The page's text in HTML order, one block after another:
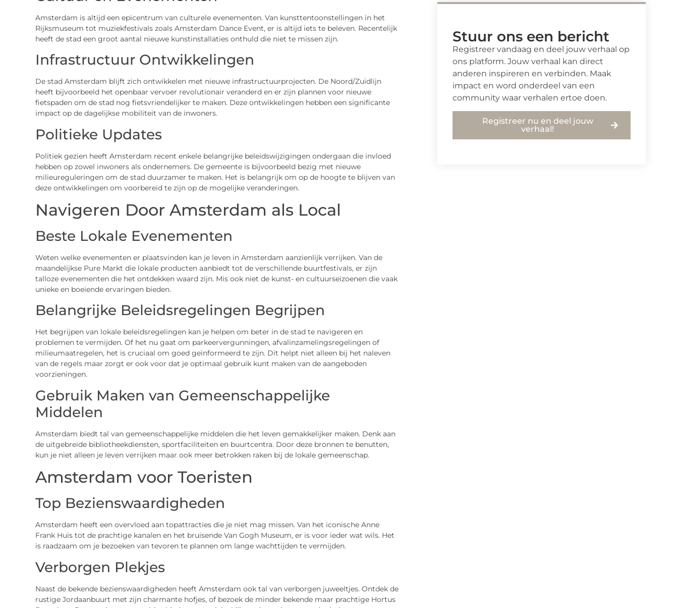
Amsterdam is altijd een epicentrum van culturele evenementen. Van kunsttentoonstellingen in het
Rijksmuseum tot muziekfestivals zoals Amsterdam Dance Event, er is altijd iets te beleven. Recentelijk
heeft de stad een groot aantal nieuwe kunstinstallaties onthuld die niet te missen zijn.
Infrastructuur Ontwikkelingen
De stad Amsterdam blijft zich ontwikkelen met nieuwe infrastructuurprojecten. De Noord/Zuidlijn
heeft bijvoorbeeld het openbaar vervoer revolutionair veranderd en er zijn plannen voor nieuwe
fietspaden om de stad nog fietsvriendelijker te maken. Deze ontwikkelingen hebben een significante
impact op de dagelijkse mobiliteit van de inwoners.
Politieke Updates
Politiek gezien heeft Amsterdam recent enkele belangrijke beleidswijzigingen ondergaan die invloed
hebben op zowel inwoners als ondernemers. De gemeente is bijvoorbeeld bezig met nieuwe
milieureguleringen om de stad duurzamer te maken. Het is belangrijk om op de hoogte te blijven van
deze ontwikkelingen om voorbereid te zijn op de mogelijke veranderingen.
Navigeren Door Amsterdam als Local
Beste Lokale Evenementen
Weten welke evenementen er plaatsvinden kan je leven in Amsterdam aanzienlijk verrijken. Van de
maandelijkse Pure Markt die lokale producten aanbiedt tot de verschillende buurtfestivals, er zijn
talloze evenementen die het ontdekken waard zijn. Mis ook niet de kunst- en cultuurseizoenen die vaak
unieke en boeiende ervaringen bieden.
Belangrijke Beleidsregelingen Begrijpen
Het begrijpen van lokale beleidsregelingen kan je helpen om beter in de stad te navigeren en
problemen te vermijden. Of het nu gaat om parkeervergunningen, afvalinzamelingsregelingen of
milieumaatregelen, het is cruciaal om goed geïnformeerd te zijn. Dit helpt niet alleen bij het naleven
van de regels maar zorgt er ook voor dat je optimaal gebruik kunt maken van de aangeboden
voorzieningen.
Gebruik Maken van Gemeenschappelijke
Middelen
Amsterdam biedt tal van gemeenschappelijke middelen die het leven gemakkelijker maken. Denk aan
de uitgebreide bibliotheekdiensten, sportfaciliteiten en buurtcentra. Door deze bronnen te benutten,
kun je niet alleen je leven verrijken maar ook meer betrokken raken bij de lokale gemeenschap.
Amsterdam voor Toeristen
Top Bezienswaardigheden
Amsterdam heeft een overvloed aan topattracties die je niet mag missen. Van het iconische Anne
Frank Huis tot de prachtige kanalen en het bruisende Van Gogh Museum, er is voor ieder wat wils. Het
is raadzaam om je bezoeken van tevoren te plannen om lange wachttijden te vermijden.
Verborgen Plekjes
Naast de bekende bezienswaardigheden heeft Amsterdam ook tal van verborgen juweeltjes. Ontdek de
rustige Jordaanbuurt met zijn charmante hofjes, of bezoek de minder bekende maar prachtige Hortus
Stuur ons een bericht
Registreer vandaag en deel jouw verhaal op
ons platform. Jouw verhaal kan direct
anderen inspireren en verbinden. Maak
impact en word onderdeel van een
community waar verhalen ertoe doen.
Registreer nu en deel jouw
verhaal!